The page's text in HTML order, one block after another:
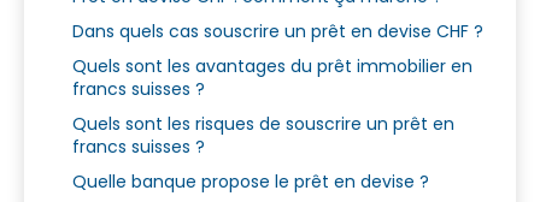
Dans quels cas souscrire un prêt en devise CHF ?
Quels sont les avantages du prêt immobilier en
francs suisses ?
Quels sont les risques de souscrire un prêt en
francs suisses ?
Quelle banque propose le prêt en devise ?